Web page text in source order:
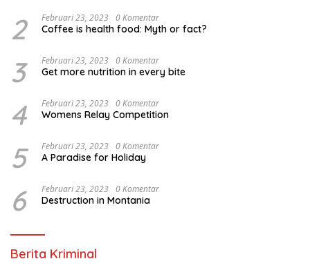
2 Februari 23, 2023 0 Komentar
Coffee is health food: Myth or fact?
3 Februari 23, 2023 0 Komentar
Get more nutrition in every bite
4 Februari 23, 2023 0 Komentar
Womens Relay Competition
5 Februari 23, 2023 0 Komentar
A Paradise for Holiday
6 Februari 23, 2023 0 Komentar
Destruction in Montania
Berita Kriminal